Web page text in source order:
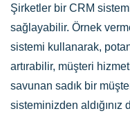
Şirketler bir CRM
sağlayabilir. Örnek
sistemi kullanarak,
artırabilir, müşteri
savunan sadık bir
sisteminizden